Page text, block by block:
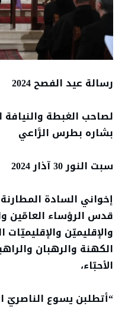
رسالة عيد الفصح 2024
لصاحب الغبطة والنيافة
بشاره بطرس الرَّاعي
سبت النور 30 آذار 2024
إخواني السادة المطارنة
قدس الرؤساء العامّين
والإقليميّن والإقليميّات
الكهنة والرهبان
الأحبّاء،
“أتطلبن يسوع الناصريّ